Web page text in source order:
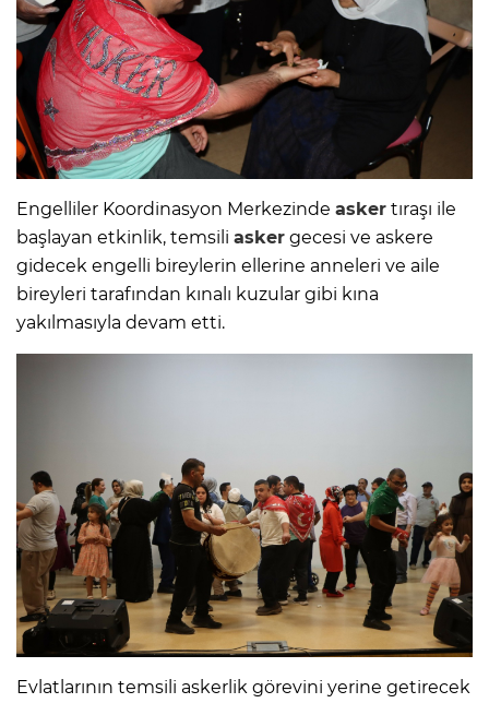
Engelliler Koordinasyon Merkezinde asker tıraşı ile
başlayan etkinlik, temsili asker gecesi ve askere
gidecek engelli bireylerin ellerine anneleri ve aile
bireyleri tarafından kınalı kuzular gibi kına
yakılmasıyla devam etti.
Evlatlarının temsili askerlik görevini yerine getirecek